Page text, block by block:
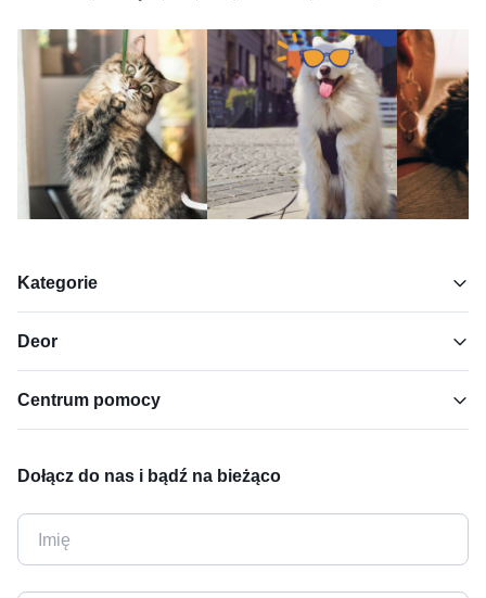
Kategorie
Deor
Centrum pomocy
Dołącz do nas i bądź na bieżąco